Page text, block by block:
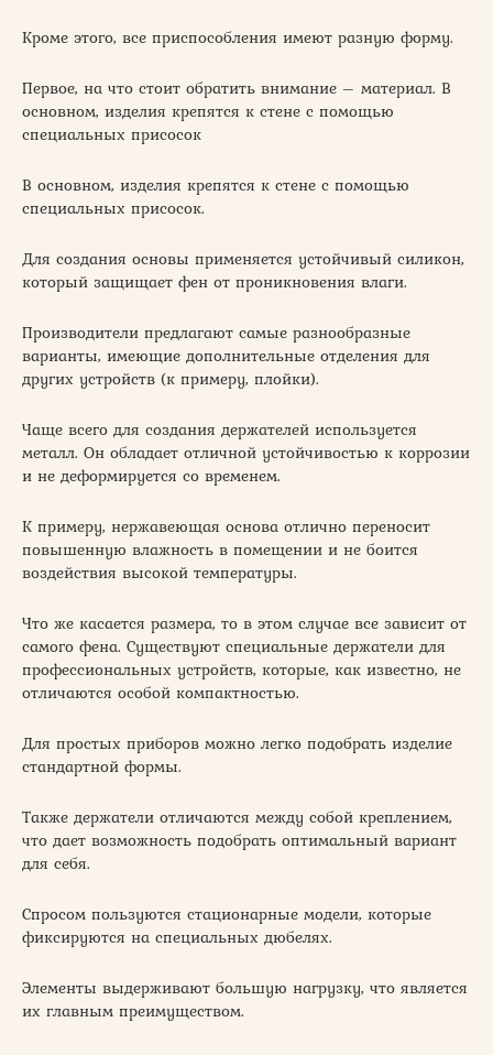
Кроме этого, все приспособления имеют разную форму.
Первое, на что стоит обратить внимание – материал. В
основном, изделия крепятся к стене с помощью
специальных присосок
В основном, изделия крепятся к стене с помощью
специальных присосок.
Для создания основы применяется устойчивый силикон,
который защищает фен от проникновения влаги.
Производители предлагают самые разнообразные
варианты, имеющие дополнительные отделения для
других устройств (к примеру, плойки).
Чаще всего для создания держателей используется
металл. Он обладает отличной устойчивостью к коррозии
и не деформируется со временем.
К примеру, нержавеющая основа отлично переносит
повышенную влажность в помещении и не боится
воздействия высокой температуры.
Что же касается размера, то в этом случае все зависит от
самого фена. Существуют специальные держатели для
профессиональных устройств, которые, как известно, не
отличаются особой компактностью.
Для простых приборов можно легко подобрать изделие
стандартной формы.
Также держатели отличаются между собой креплением,
что дает возможность подобрать оптимальный вариант
для себя.
Спросом пользуются стационарные модели, которые
фиксируются на специальных дюбелях.
Элементы выдерживают большую нагрузку, что является
их главным преимуществом.